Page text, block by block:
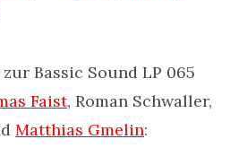
Bassic Sound LP 065
Faist, Roman Schwaller,
Matthias Gmelin: